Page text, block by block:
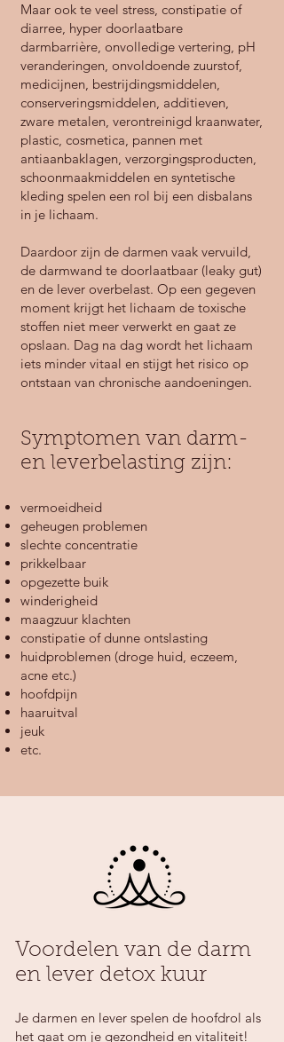
Maar ook te veel stress, constipatie of
diarree, hyper doorlaatbare
darmbarrière, onvolledige vertering, pH
veranderingen, onvoldoende zuurstof,
medicijnen, bestrijdingsmiddelen,
conserveringsmiddelen, additieven,
zware metalen, verontreinigd kraanwater,
plastic, cosmetica, pannen met
antiaanbaklagen, verzorgingsproducten,
schoonmaakmiddelen en syntetische
kleding spelen een rol bij een disbalans
in je lichaam.
Daardoor zijn de darmen vaak vervuild,
de darmwand te doorlaatbaar (leaky gut)
en de lever overbelast. Op een gegeven
moment krijgt het lichaam de toxische
stoffen niet meer verwerkt en gaat ze
opslaan. Dag na dag wordt het lichaam
iets minder vitaal en stijgt het risico op
ontstaan van chronische aandoeningen.
Symptomen van darm-
en leverbelasting zijn:
vermoeidheid
geheugen problemen
slechte concentratie
prikkelbaar
opgezette buik
winderigheid
maagzuur klachten
constipatie of dunne ontslasting
huidproblemen (droge huid, eczeem,
acne etc.)
hoofdpijn
haaruitval
jeuk
etc.
Voordelen van de darm
en lever detox kuur
​Je darmen en lever spelen de hoofdrol als
het gaat om je gezondheid en vitaliteit!